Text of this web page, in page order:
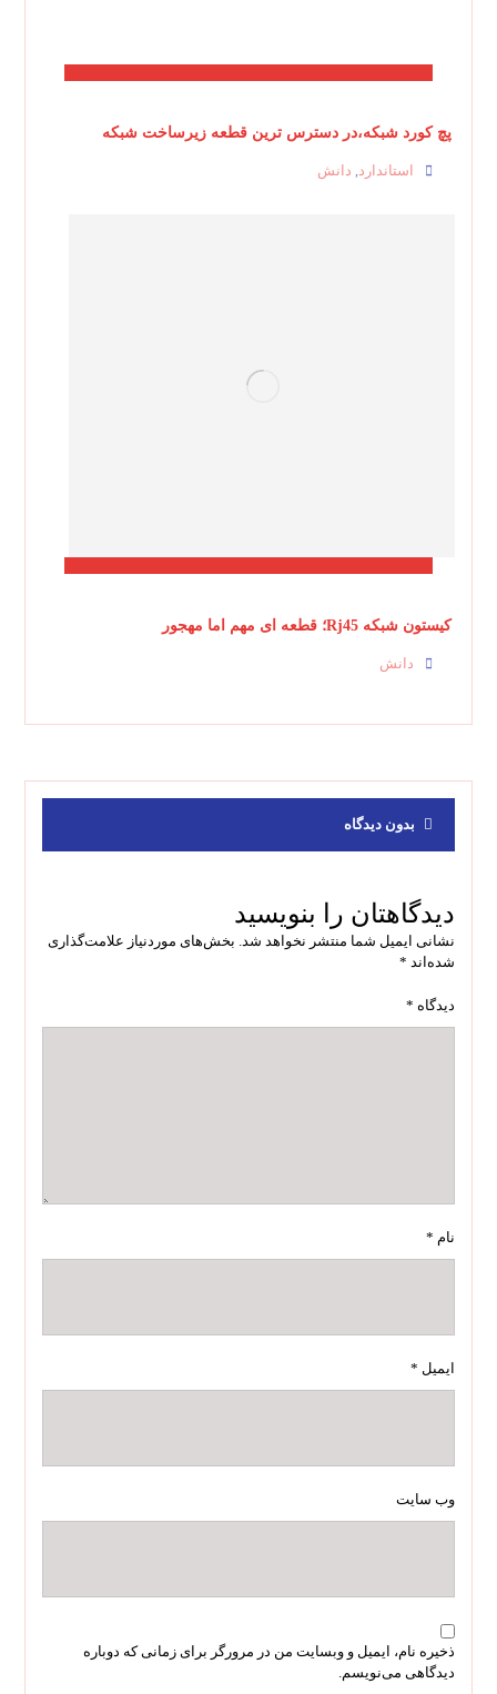
پچ کورد شبکه،در دسترس ترین قطعه زیرساخت شبکه
استاندارد, دانش
کیستون شبکه Rj45؛ قطعه ای مهم اما مهجور
دانش
بدون دیدگاه
دیدگاهتان را بنویسید
نشانی ایمیل شما منتشر نخواهد شد. بخش‌های موردنیاز علامت‌گذاری
شده‌اند *
دیدگاه *
نام *
ایمیل *
وب‌ سایت
ذخیره نام، ایمیل و وبسایت من در مرورگر برای زمانی که دوباره
دیدگاهی می‌نویسم.